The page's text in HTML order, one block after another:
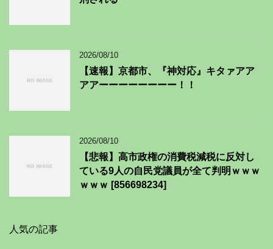
2026/08/10
【速報】京都市、『神対応』キタァアア
アアーーーーーーーー！！
2026/08/10
【悲報】高市政権の消費税減税に反対し
ている9人の自民党議員が全て判明ｗｗｗ
ｗｗｗ [856698234]
人気の記事